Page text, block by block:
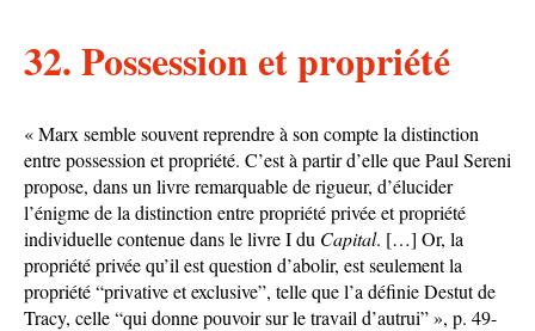
32. Possession et propriété
« Marx semble souvent reprendre à son compte la distinction
entre possession et propriété. C’est à partir d’elle que Paul Sereni
propose, dans un livre remarquable de rigueur, d’élucider
l’énigme de la distinction entre propriété privée et propriété
individuelle contenue dans le livre I du Capital. […] Or, la
propriété privée qu’il est question d’abolir, est seulement la
propriété “privative et exclusive”, telle que l’a définie Destut de
Tracy, celle “qui donne pouvoir sur le travail d’autrui” », p. 49-